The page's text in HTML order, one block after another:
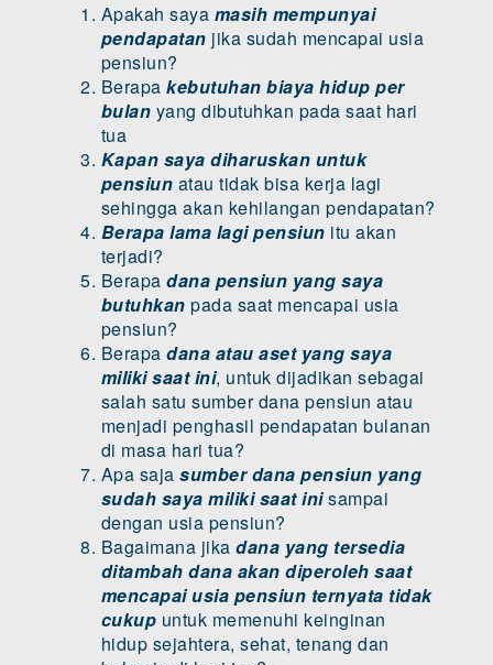
Apakah saya masih mempunyai
pendapatan jika sudah mencapai usia
pensiun?
Berapakebutuhan biaya hidup per
bulan yang dibutuhkan pada saat hari
tua
Kapan saya diharuskan untuk
pensiun atau tidak bisa kerja lagi
sehingga akan kehilangan pendapatan?
Berapa lama lagi pensiun itu akan
terjadi?
Berapadana pensiun yang saya
butuhkan pada saat mencapai usia
pensiun?
Berapadana atau aset yang saya
miliki saat ini, untuk dijadikan sebagai
salah satu sumber dana pensiun atau
menjadi penghasil pendapatan bulanan
di masa hari tua?
Apa sajasumber dana pensiun yang
sudah saya miliki saat inisampai
dengan usia pensiun?
Bagaimana jikadana yang tersedia
ditambah dana akan diperoleh saat
mencapai usia pensiun ternyata tidak
cukup untuk memenuhi keinginan
hidup sejahtera, sehat, tenang dan